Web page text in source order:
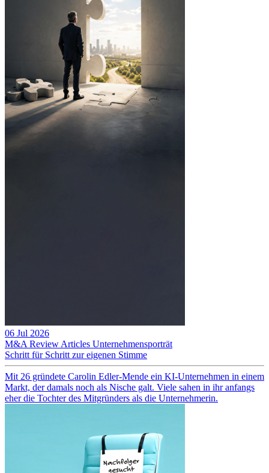
06 Jul 2026
M&A Review Articles Unternehmensporträt
Schritt für Schritt zur eigenen Stimme
Mit 26 gründete Carolin Edler-Mende ein KI-Unternehmen in einem
Markt, der damals noch als Nische galt. Viele sahen in ihr anfangs
eher die Tochter des Mitgründers als die Unternehmerin.